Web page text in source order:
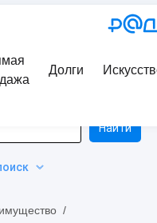
Долги
Найти
/